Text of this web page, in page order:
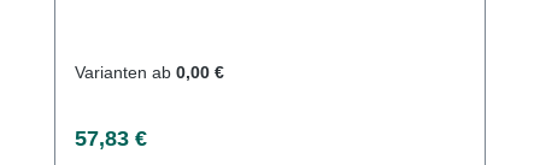
der Phlebologie und Lymphologie macht. Die
Baumwollstruktur sorgt für angenehmen
Varianten ab 0,00 €
Regulärer Preis:
57,83 €